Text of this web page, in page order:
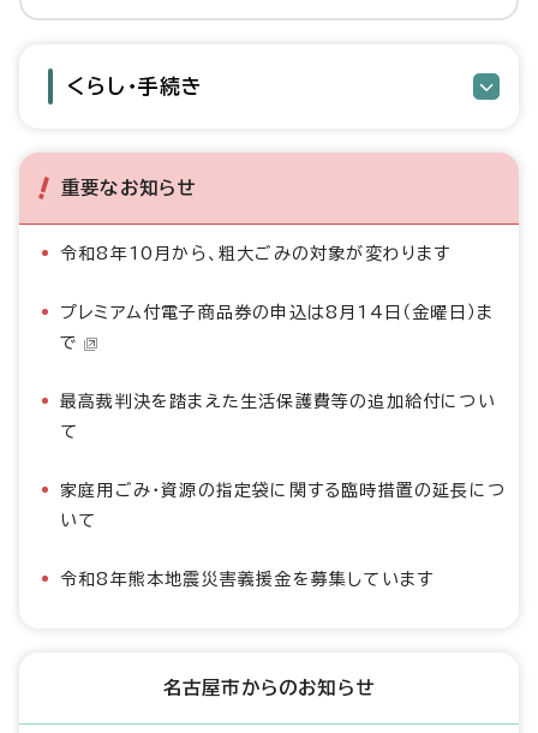
くらし・手続き
重要なお知らせ
令和8年10月から、粗大ごみの対象が変わります
プレミアム付電子商品券の申込は8月14日（金曜日）ま
で
最高裁判決を踏まえた生活保護費等の追加給付につい
て
家庭用ごみ・資源の指定袋に関する臨時措置の延長につ
いて
令和8年熊本地震災害義援金を募集しています
名古屋市からのお知らせ